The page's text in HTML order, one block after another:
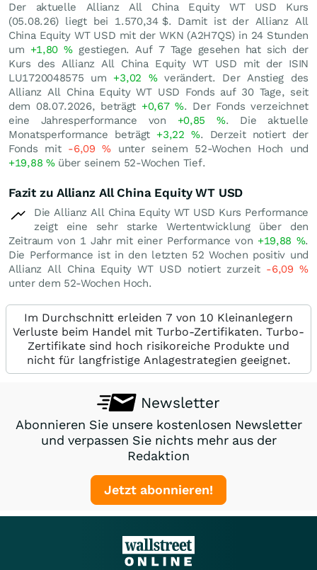
Der aktuelle Allianz All China Equity WT USD Kurs
(05.08.26) liegt bei 1.570,34 $. Damit ist der Allianz All
China Equity WT USD mit der WKN (A2H7QS) in 24 Stunden
um +1,80%gestiegen. Auf 7 Tage gesehen hat sich der
Kurs des Allianz All China Equity WT USD mit der ISIN
LU1720048575 um +3,02 %verändert. Der Anstieg des
Allianz All China Equity WT USD Fonds auf 30 Tage, seit
dem 08.07.2026, beträgt +0,67%. Der Fonds verzeichnet
eine Jahresperformance von +0,85%. Die aktuelle
Monatsperformance beträgt +3,22 %. Derzeit notiert der
Fonds mit -6,09% unter seinem 52-Wochen Hoch und
+19,88 %über seinem 52-Wochen Tief.
Fazit zu Allianz All China Equity WT USD
Die Allianz All China Equity WT USD Kurs Performance
zeigt eine sehr starke Wertentwicklung über den
Zeitraum von 1 Jahr mit einer Performance von +19,88 %.
Die Performance ist in den letzten 52 Wochen positiv und
Allianz All China Equity WT USD notiert zurzeit -6,09%
unter dem 52-Wochen Hoch.
Im Durchschnitt erleiden 7 von 10 Kleinanlegern
Verluste beim Handel mit Turbo-Zertifikaten. Turbo-
Zertifikate sind hoch risikoreiche Produkte und
nicht für langfristige Anlagestrategien geeignet.
Newsletter
Abonnieren Sie unsere kostenlosen Newsletter
und verpassen Sie nichts mehr aus der
Redaktion
Jetzt abonnieren!